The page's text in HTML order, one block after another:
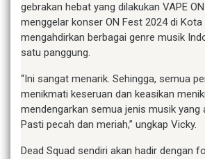
gebrakan hebat yang dilakukan VAPE
menggelar konser ON Fest 2024 di Kota
mengahdirkan berbagai genre musik
satu panggung.
“Ini sangat menarik. Sehingga, semua
menikmati keseruan dan keasikan
mendengarkan semua jenis musik yang
Pasti pecah dan meriah,” ungkap Vicky.
Dead Squad sendiri akan hadir dengan